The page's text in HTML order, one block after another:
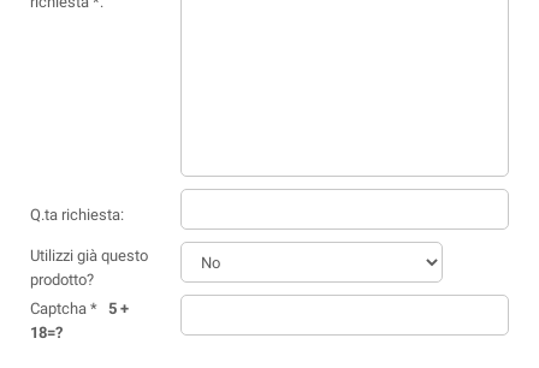
Q.ta richiesta:
Utilizzi già questo
prodotto?
Captcha * 5 +
18=?